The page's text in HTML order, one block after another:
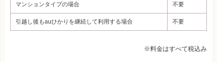
マンションタイプの場合 不要
引越し後もauひかりを継続して利用する場合 不要
※料金はすべて税込み